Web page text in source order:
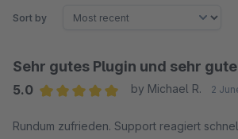
Sort by
Sehr gutes Plugin und sehr
5.0
by Michael R. 2
Rundum zufrieden. Support reagiert